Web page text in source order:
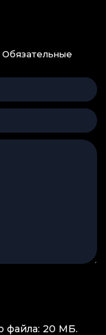
Обязательные
файла: 20 МБ.